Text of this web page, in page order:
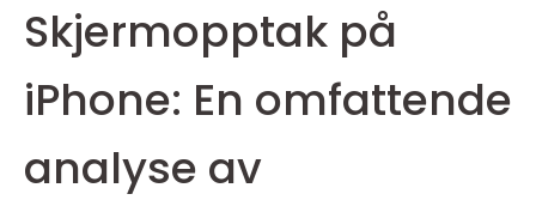
Skjermopptak på
iPhone: En omfattende
analyse av